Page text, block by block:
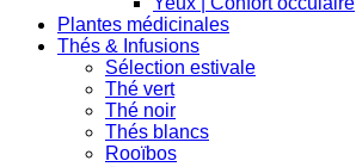
Plantes médicinales
Thés & Infusions
Sélection estivale
Thé vert
Thé noir
Thés blancs
Rooïbos